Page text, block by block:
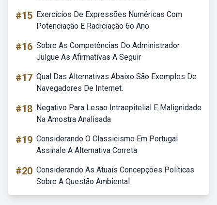
#15 Exercícios De Expressões Numéricas Com
Potenciação E Radiciação 6o Ano
#16 Sobre As Competências Do Administrador
Julgue As Afirmativas A Seguir
#17 Qual Das Alternativas Abaixo São Exemplos De
Navegadores De Internet.
#18 Negativo Para Lesao Intraepitelial E Malignidade
Na Amostra Analisada
#19 Considerando O Classicismo Em Portugal
Assinale A Alternativa Correta
#20 Considerando As Atuais Concepções Políticas
Sobre A Questão Ambiental